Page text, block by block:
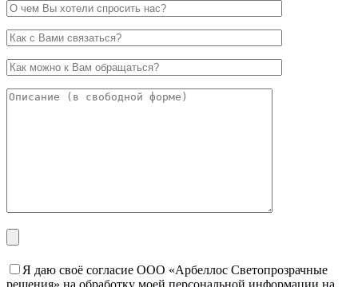
Я даю своё согласие ООО «Арбеллос Светопрозрачные
решения» на обработку моей персональной информации на